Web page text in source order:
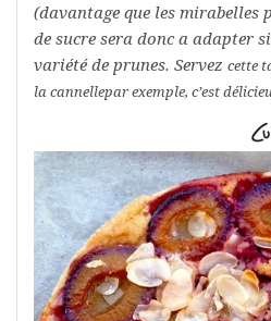
(davantage que les mirabelles
de sucre sera donc a adapter
variété de prunes. Servez cette
la cannellepar exemple, c’est